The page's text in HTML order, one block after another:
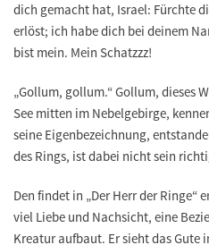
dich gemacht hat, Israel: Fürchte
erlöst; ich habe dich bei deinem
bist mein. Mein Schatzzz!
„Gollum, gollum.“ Gollum, dieses
See mitten im Nebelgebirge,
seine Eigenbezeichnung,
des Rings, ist dabei nicht sein
Den findet in „Der Herr der Ringe“
viel Liebe und Nachsicht, eine
Kreatur aufbaut. Er sieht das Gute